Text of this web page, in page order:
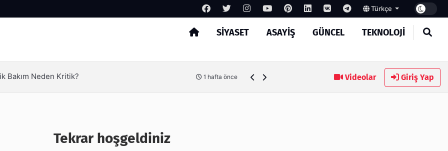
Türkçe
SIYASET ASAYIŞ GÜNCEL TEKNOLOJI
Arama
Bakım Neden Kritik? 1 hafta önce Ambalaj Süreçlerinde Yeni Nesil Verimliliği Olimpack ile
Videolar Giriş Yap
Tekrar hoşgeldiniz